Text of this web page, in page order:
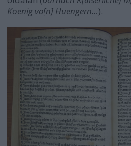
Koenig vo[n] Huengern…).